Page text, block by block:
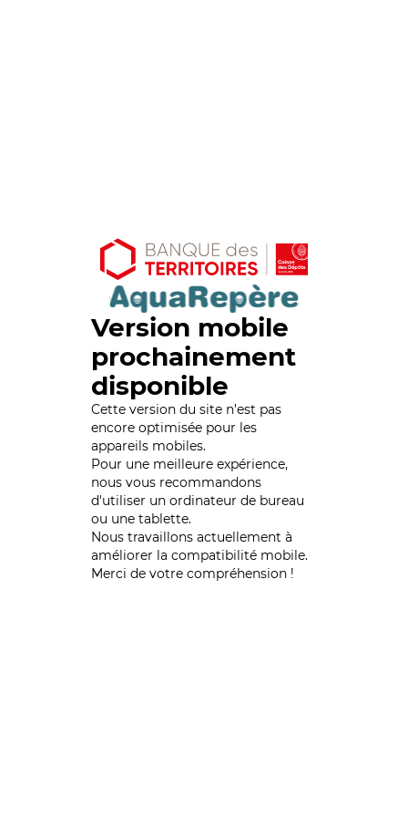
Version mobile
prochainement
disponible
Cette version du site n’est pas
encore optimisée pour les
appareils mobiles.
Pour une meilleure expérience,
nous vous recommandons
d'utiliser un ordinateur de bureau
ou une tablette.
Nous travaillons actuellement à
améliorer la compatibilité mobile.
Merci de votre compréhension !